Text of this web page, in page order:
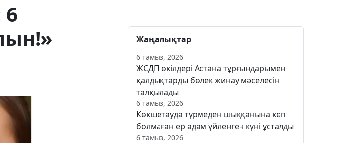
Жаңалықтар
6 тамыз, 2026
ЖСДП өкілдері Астана тұрғындарымен
қалдықтарды бөлек жинау мәселесін
талқылады
6 тамыз, 2026
Көкшетауда түрмеден шыққанына көп
болмаған ер адам үйленген күні ұсталды
6 тамыз, 2026